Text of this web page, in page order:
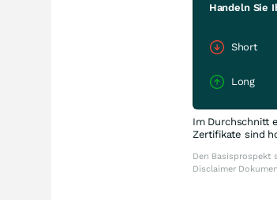
Handeln Sie
Short
Long
Im Durchschnitt
Zertifikate sind
Den Basisprospekt
Disclaimer